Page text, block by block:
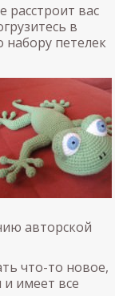
расстроит вас
в
набору петелек
авторской
что-то новое,
и имеет все